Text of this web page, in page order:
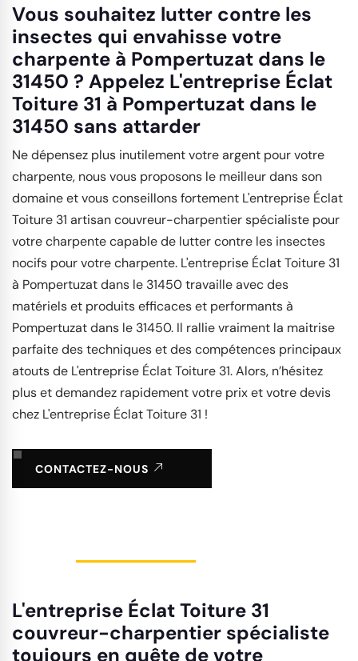
Vous souhaitez lutter contre les
insectes qui envahisse votre
charpente à Pompertuzat dans le
31450 ? Appelez L'entreprise Éclat
Toiture 31 à Pompertuzat dans le
31450 sans attarder
Ne dépensez plus inutilement votre argent pour votre
charpente, nous vous proposons le meilleur dans son
domaine et vous conseillons fortement L'entreprise Éclat
Toiture 31 artisan couvreur-charpentier spécialiste pour
votre charpente capable de lutter contre les insectes
nocifs pour votre charpente. L'entreprise Éclat Toiture 31
à Pompertuzat dans le 31450 travaille avec des
matériels et produits efficaces et performants à
Pompertuzat dans le 31450. Il rallie vraiment la maitrise
parfaite des techniques et des compétences principaux
atouts de L'entreprise Éclat Toiture 31. Alors, n’hésitez
plus et demandez rapidement votre prix et votre devis
chez L'entreprise Éclat Toiture 31 !
CONTACTEZ-NOUS
L'entreprise Éclat Toiture 31
couvreur-charpentier spécialiste
toujours en quête de votre